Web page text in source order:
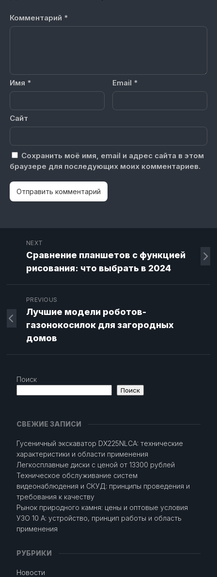
Комментарий *
Имя * Email *
Сайт
Сохранить моё имя, email и адрес сайта в этом
браузере для последующих моих комментариев.
NEXT
Сравнение планшетов с функцией
рисования: что выбрать в 2024
PREVIOUS
Лучшие модели роботов-
газонокосилок для загородных
домов
Поиск
Поиск
СВЕЖИЕ ЗАПИСИ
Гусеничный экскаватор DX225NLCA: технические
характеристики и области применения
Легкосплавные диски с ценой от 13300 рублей
Техническое обслуживание систем
видеонаблюдения и СКУД: принципы проведения и
требования к качеству
Рынок природного камня: цены и оптовые условия
УЗО 10 А: устройство, принцип работы и область
применения
РУБРИКИ
Новости